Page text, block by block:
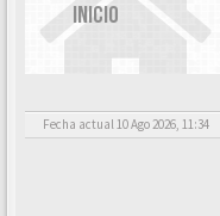
INICIO
Fecha actual 10 Ago 2026, 11:34